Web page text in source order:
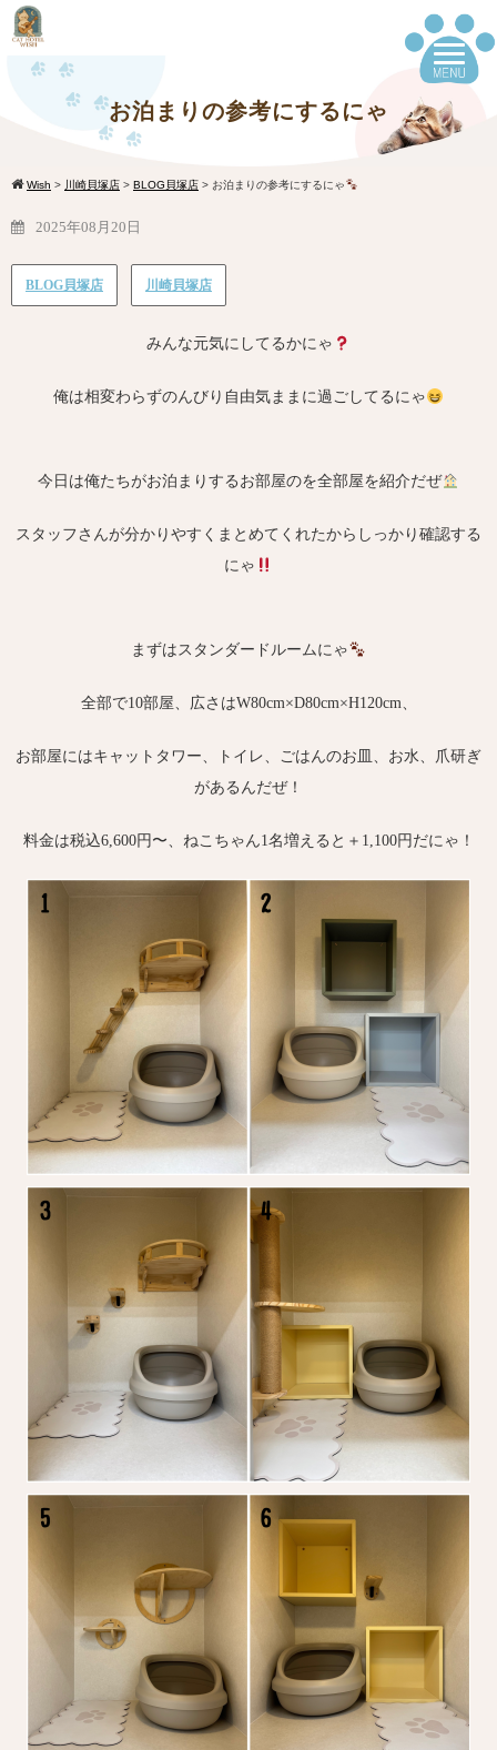
お泊まりの参考にするにゃ
Wish > 川崎貝塚店 > BLOG貝塚店 > お泊まりの参考にするにゃ
2025年08月20日
BLOG貝塚店 川崎貝塚店
みんな元気にしてるかにゃ
俺は相変わらずのんびり自由気ままに過ごしてるにゃ
今日は俺たちがお泊まりするお部屋のを全部屋を紹介だぜ
スタッフさんが分かりやすくまとめてくれたからしっかり確認する
にゃ
まずはスタンダードルームにゃ
全部で10部屋、広さはW80cm×D80cm×H120cm、
お部屋にはキャットタワー、トイレ、ごはんのお皿、お水、爪研ぎ
があるんだぜ！
料金は税込6,600円〜、ねこちゃん1名増えると＋1,100円だにゃ！